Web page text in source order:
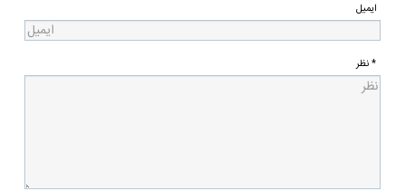
ایمیل
* نظر